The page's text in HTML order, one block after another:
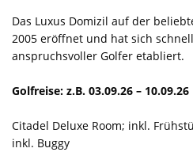
Das Luxus Domizil auf der
2005 eröffnet und hat sich
anspruchsvoller Golfer etabliert.
Golfreise: z.B. 03.09.26 – 10.09.26
Citadel Deluxe Room; inkl.
inkl. Buggy